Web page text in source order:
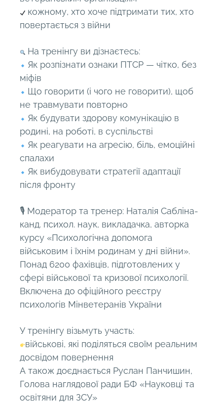
кожному, хто хоче підтримати тих, хто
повертається з війни
На тренінгу ви дізнаєтесь:
Як розпізнати ознаки ПТСР — чітко, без
міфів
Що говорити (і чого не говорити), щоб
не травмувати повторно
Як будувати здорову комунікацію в
родині, на роботі, в суспільстві
Як реагувати на агресію, біль, емоційні
спалахи
Як вибудовувати стратегії адаптації
після фронту
🎙 Модератор та тренер: Наталія Сабліна-
канд. психол. наук, викладачка, авторка
курсу «Психологічна допомога
військовим і їхнім родинам у дні війни».
Понад 6200 фахівців, підготовлених у
сфері військової та кризової психології.
Включена до офіційного реєстру
психологів Мінветеранів України
У тренінгу візьмуть участь:
військові, які поділяться своїм реальним
досвідом повернення
А також доєднається Руслан Панчишин,
Голова наглядової ради БФ «Науковці та
освітяни для ЗСУ»